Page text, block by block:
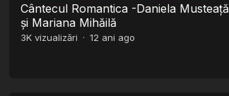
Cântecul Romantica -Daniela Musteață
și Mariana Mihăilă
3K vizualizări · 12 ani ago